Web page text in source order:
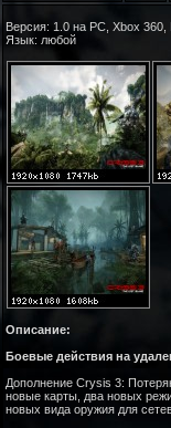
Версия: 1.0 на PC, Xbox 360,
Язык: любой
Описание:
Боевые действия на
Дополнение Crysis 3:
новые карты, два новых
новых вида оружия для